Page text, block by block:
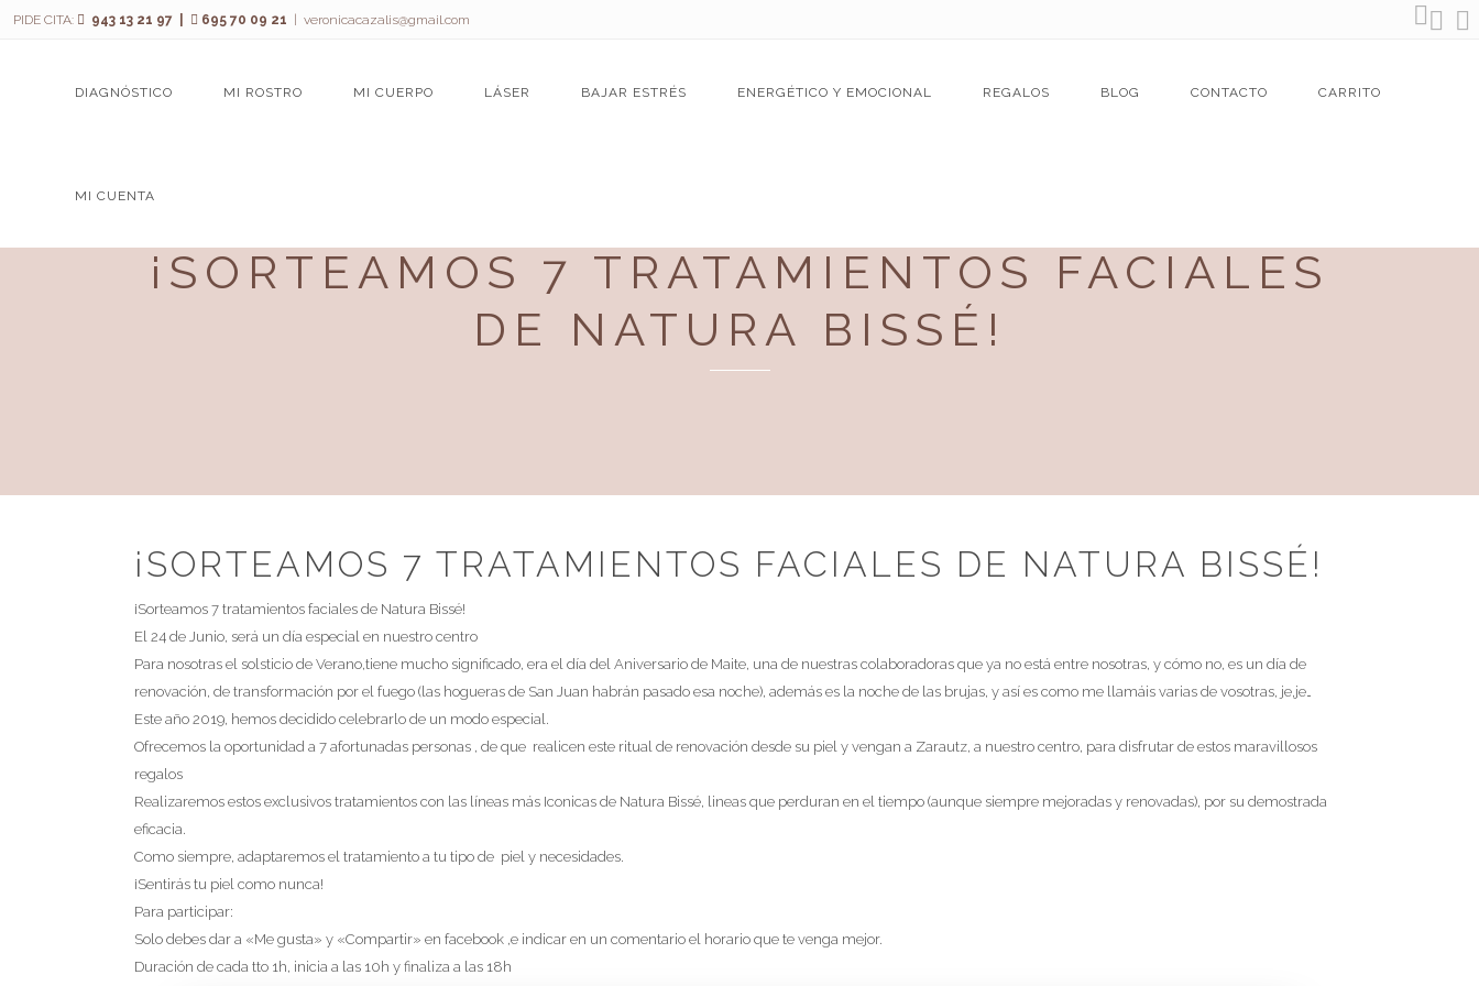
PIDE CITA: 943 13 21 97 | 695 70 09 21 veronicacazalis@gmail.com
DIAGNÓSTICO MI ROSTRO MI CUERPO LÁSER BAJAR ESTRÉS ENERGÉTICO Y EMOCIONAL REGALOS BLOG CONTACTO CARRITO
MI CUENTA
¡SORTEAMOS 7 TRATAMIENTOS FACIALES
DE NATURA BISSÉ!
¡SORTEAMOS 7 TRATAMIENTOS FACIALES DE NATURA BISSÉ!
¡Sorteamos 7 tratamientos faciales de Natura Bissé!
El 24 de Junio, será un día especial en nuestro centro
Para nosotras el solsticio de Verano,tiene mucho significado, era el día del Aniversario de Maite, una de nuestras colaboradoras que ya no está entre nosotras, y cómo no, es un día de
renovación, de transformación por el fuego (las hogueras de San Juan habrán pasado esa noche), además es la noche de las brujas, y así es como me llamáis varias de vosotras, je,je…
Este año 2019, hemos decidido celebrarlo de un modo especial.
Ofrecemos la oportunidad a 7 afortunadas personas , de que realicen este ritual de renovación desde su piel y vengan a Zarautz, a nuestro centro, para disfrutar de estos maravillosos
regalos
Realizaremos estos exclusivos tratamientos con las líneas más Iconicas de Natura Bissé, lineas que perduran en el tiempo (aunque siempre mejoradas y renovadas), por su demostrada
eficacia.
Como siempre, adaptaremos el tratamiento a tu tipo de piel y necesidades.
¡Sentirás tu piel como nunca!
Para participar:
Solo debes dar a «Me gusta» y «Compartir» en facebook ,e indicar en un comentario el horario que te venga mejor.
Duración de cada tto 1h, inicia a las 10h y finaliza a las 18h
HORARIO:
De lunes a Viernes de 9 a 13 y de 15 a 20.
Horario de atención al público de 10 a 13 y de 16 a 20
Protección de datos |Aviso Legal|Términos y
condiciones
PIDE CITA:
943 13 21 97
VERÓNICA CAZALIS
Gipuzkoa kalea, 8 bajo • Zarautz
Apúntate a nuestra newsletter